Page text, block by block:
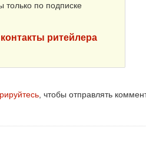
только по подписке
ритейлера
, чтобы отправлять